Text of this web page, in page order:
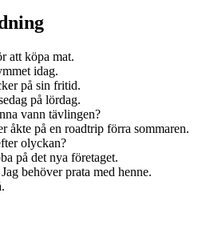
att köpa mat.
idag.
på sin fritid.
på lördag.
vann tävlingen?
åkte på en roadtrip förra sommaren.
olyckan?
på det nya företaget.
behöver prata med henne.